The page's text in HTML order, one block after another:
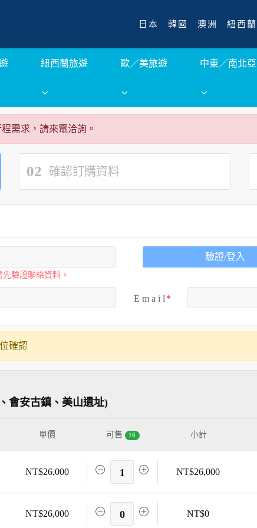
日本 韓國 澳洲 紐西蘭
紐西蘭旅遊 歐／美旅遊 中東／南北亞
需求，請來電洽詢。
02 確認訂購資料
驗證聯絡資料。
驗證/登入
E m a i l
確認
會安古鎮、美山遺址)
單價 可售 16 小計
NT$26,000 1 NT$26,000
NT$26,000 0 NT$0